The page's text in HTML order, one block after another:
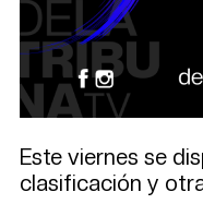
Este viernes se
clasificación y